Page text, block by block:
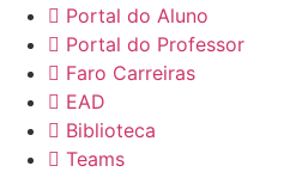
Portal do Aluno
Portal do Professor
Faro Carreiras
EAD
Biblioteca
Teams